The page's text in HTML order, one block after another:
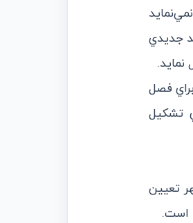
جديدي
براي فصل
تشكيل
تعيين
است.